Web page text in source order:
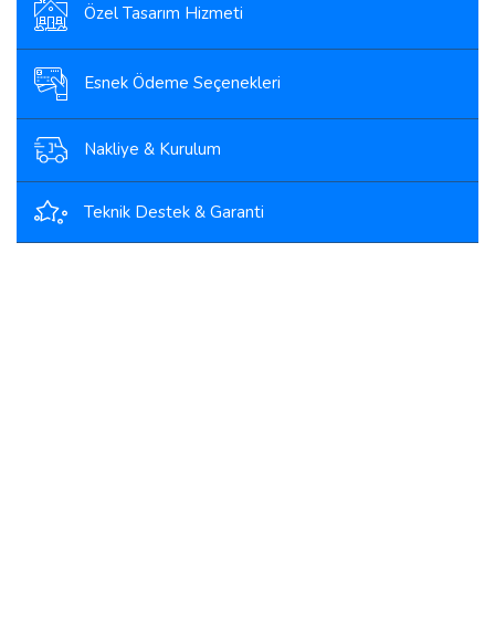
Özel Tasarım Hizmeti
Esnek Ödeme Seçenekleri
Nakliye & Kurulum
Teknik Destek & Garanti